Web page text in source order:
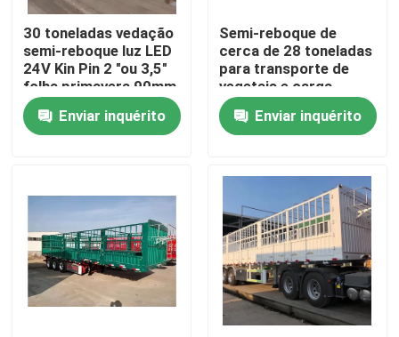
Excursão da fábrica
Controle da qualidade
Peça umas citações
Caminhões basculantes usados
30 toneladas vedação
semi-reboque luz LED
24V Kin Pin 2 "ou 3,5"
folha primavera 90mm
* 13mm * 10 camada
Enviar inquérito
Semi-reboque de
cerca de 28 toneladas
para transporte de
vegetais e carga
Enviar inquérito